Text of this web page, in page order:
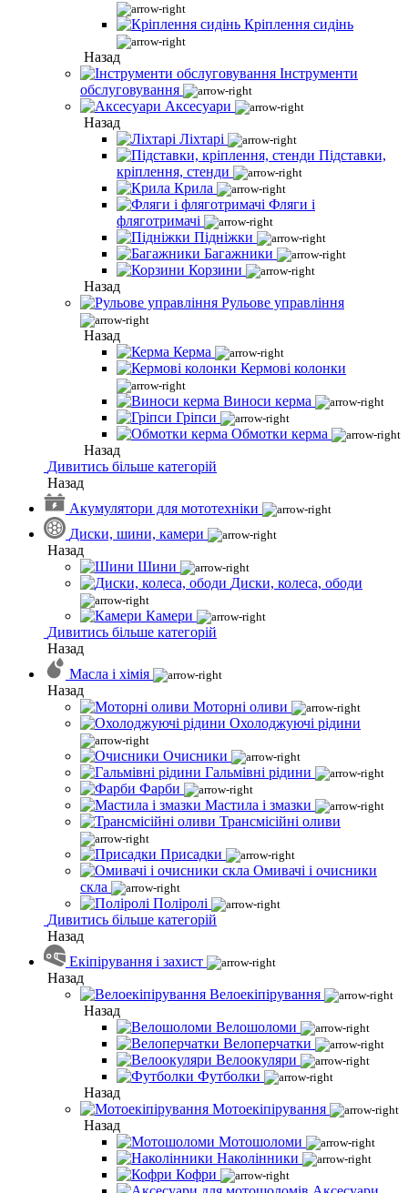
Кріплення сидінь
Назад
Інструменти
обслуговування
Аксесуари
Назад
Ліхтарі
Підставки,
кріплення, стенди
Крила
Фляги і
фляготримачі
Підніжки
Багажники
Корзини
Назад
Рульове управління
Назад
Керма
Кермові колонки
Виноси керма
Гріпси
Обмотки керма
Назад
Дивитись більше категорій
Назад
Акумулятори для мототехніки
Диски, шини, камери
Назад
Шини
Диски, колеса, ободи
Камери
Дивитись більше категорій
Назад
Масла і хімія
Назад
Моторні оливи
Охолоджуючі рідини
Очисники
Гальмівні рідини
Фарби
Мастила і змазки
Трансмісійні оливи
Присадки
Омивачі і очисники
скла
Поліролі
Дивитись більше категорій
Назад
Екіпірування і захист
Назад
Велоекіпірування
Назад
Велошоломи
Велоперчатки
Велоокуляри
Футболки
Назад
Мотоекіпірування
Назад
Мотошоломи
Наколінники
Кофри